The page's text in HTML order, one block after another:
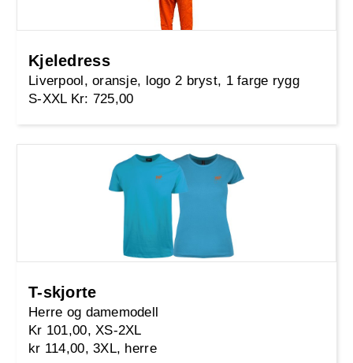
Kjeledress
Liverpool, oransje, logo 2 bryst, 1 farge rygg
S-XXL Kr: 725,00
T-skjorte
Herre og damemodell
Kr 101,00, XS-2XL
kr 114,00, 3XL, herre